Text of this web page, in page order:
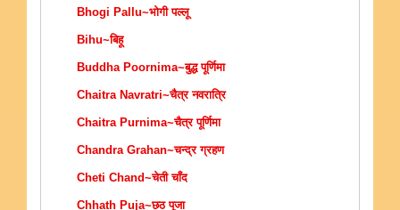
Bhogi Pallu~भोगी पल्लू
Bihu~बिहू
Buddha Poornima~बुद्ध पूर्णिमा
Chaitra Navratri~चैत्र नवरात्रि
Chaitra Purnima~चैत्र पूर्णिमा
Chandra Grahan~चन्द्र ग्रहण
Cheti Chand~चेती चाँद
Chhath Puja~छठ पूजा